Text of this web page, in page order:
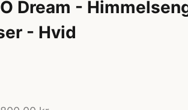
Dream -
- Hvid